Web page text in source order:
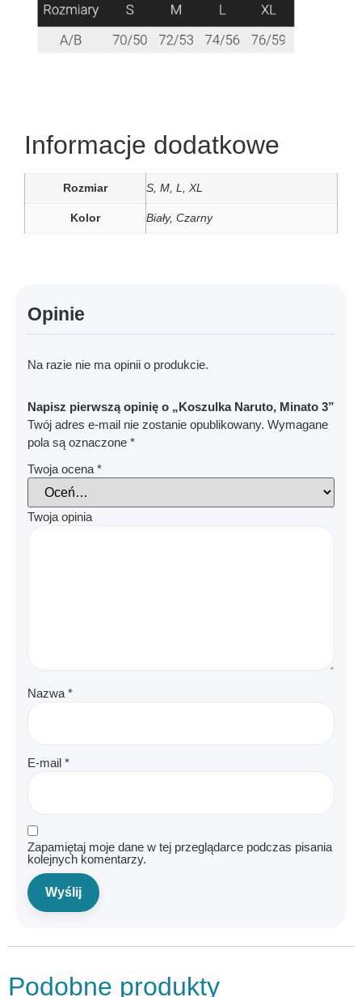
Informacje dodatkowe
Rozmiar S, M, L, XL
Kolor Biały, Czarny
Opinie
Na razie nie ma opinii o produkcie.
Napisz pierwszą opinię o „Koszulka Naruto, Minato 3”
Twój adres e-mail nie zostanie opublikowany. Wymagane
pola są oznaczone *
Twoja ocena *
Twoja opinia
Nazwa *
E-mail *
Zapamiętaj moje dane w tej przeglądarce podczas pisania
kolejnych komentarzy.
Podobne produkty